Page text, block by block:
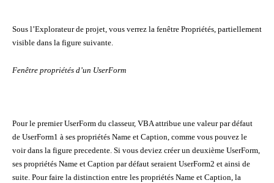
Sous l’Explorateur de projet, vous verrez la fenêtre Propriétés, partiellement
visible dans la figure suivante.
Fenêtre propriétés d’un UserForm
Pour le premier UserForm du classeur, VBA attribue une valeur par défaut
de UserForm1 à ses propriétés Name et Caption, comme vous pouvez le
voir dans la figure precedente. Si vous deviez créer un deuxième UserForm,
ses propriétés Name et Caption par défaut seraient UserForm2 et ainsi de
suite. Pour faire la distinction entre les propriétés Name et Caption, la